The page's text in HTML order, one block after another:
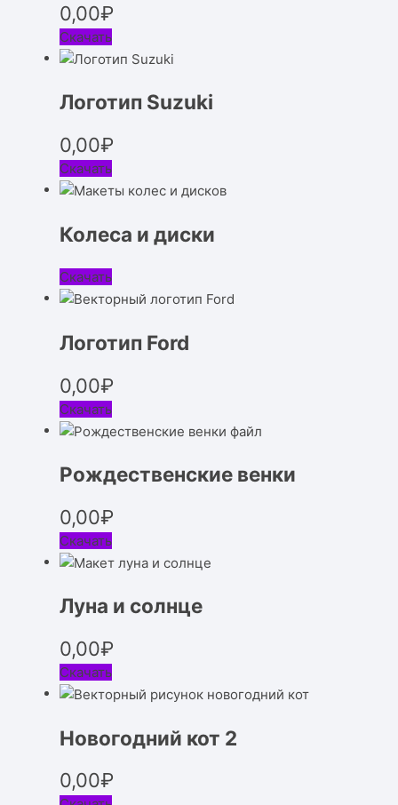
0,00₽
Скачать
Логотип Suzuki
0,00₽
Скачать
Колеса и диски
Скачать
Логотип Ford
0,00₽
Скачать
Рождественские венки
0,00₽
Скачать
Луна и солнце
0,00₽
Скачать
Новогодний кот 2
0,00₽